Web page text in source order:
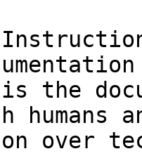
the
humans
over